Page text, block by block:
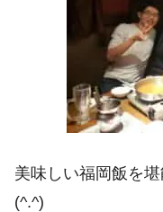
美味しい福岡飯を
(^.^)